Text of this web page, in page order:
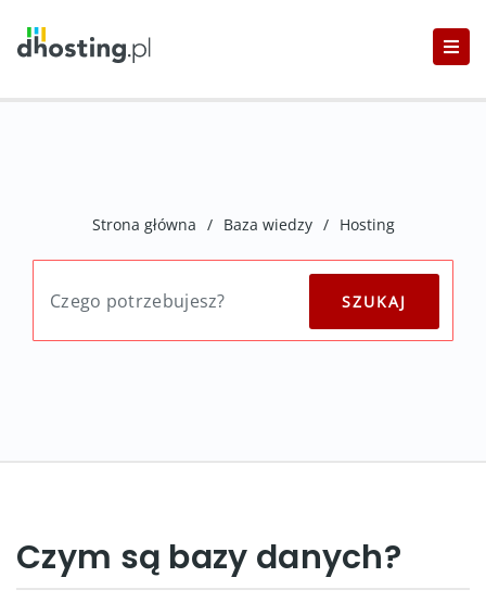
Strona główna / Baza wiedzy / Hosting
Czym są bazy danych?